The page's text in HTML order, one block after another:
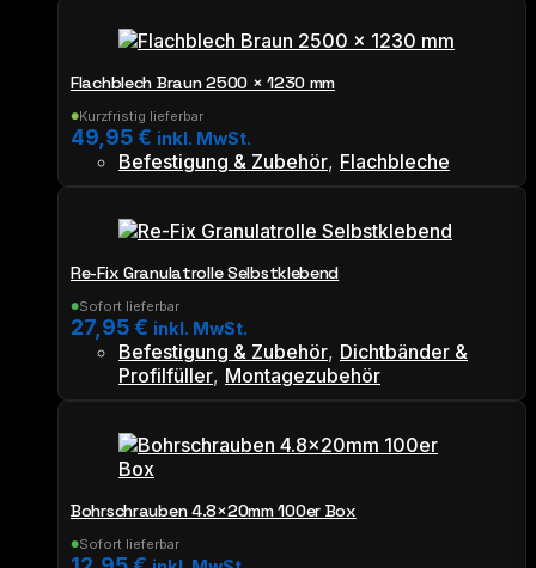
Flachblech Braun 2500 × 1230 mm
●Kurzfristig lieferbar
49,95€ inkl. MwSt.
Befestigung & Zubehör, Flachbleche
Re-Fix Granulatrolle Selbstklebend
●Sofort lieferbar
27,95€ inkl. MwSt.
Befestigung & Zubehör, Dichtbänder &
Profilfüller, Montagezubehör
Bohrschrauben 4.8×20mm 100er Box
●Sofort lieferbar